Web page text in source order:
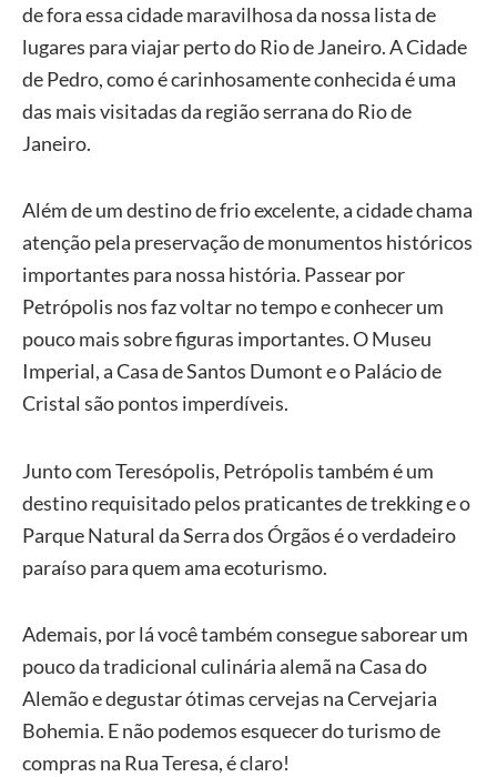
de fora essa cidade maravilhosa da nossa lista de
lugares para viajar perto do Rio de Janeiro. A Cidade
de Pedro, como é carinhosamente conhecida é uma
das mais visitadas da região serrana do Rio de
Janeiro.
Além de um destino de frio excelente, a cidade chama
atenção pela preservação de monumentos históricos
importantes para nossa história. Passear por
Petrópolis nos faz voltar no tempo e conhecer um
pouco mais sobre figuras importantes. O Museu
Imperial, a Casa de Santos Dumont e o Palácio de
Cristal são pontos imperdíveis.
Junto com Teresópolis, Petrópolis também é um
destino requisitado pelos praticantes de trekking e o
Parque Natural da Serra dos Órgãos é o verdadeiro
paraíso para quem ama ecoturismo.
Ademais, por lá você também consegue saborear um
pouco da tradicional culinária alemã na Casa do
Alemão e degustar ótimas cervejas na Cervejaria
Bohemia. E não podemos esquecer do turismo de
compras na Rua Teresa, é claro!